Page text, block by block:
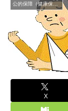
公的保障（健康保険・年金・雇用保険・生活保護・災害時の補償）
X